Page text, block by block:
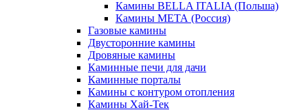
Камины BELLA ITALIA (Польша)
Камины МЕТА (Россия)
Газовые камины
Двусторонние камины
Дровяные камины
Каминные печи для дачи
Каминные порталы
Камины с контуром отопления
Камины Хай-Тек